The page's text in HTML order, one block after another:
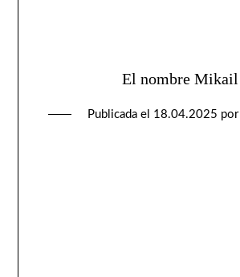
El nombre Mikail
Publicada el 18.04.2025 por